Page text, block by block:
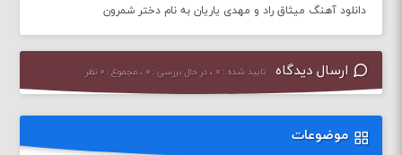
دانلود آهنگ میثاق راد و مهدی یاریان به نام دختر شمرون
ارسال دیدگاه تایید شده : ۰ ، در حال بررسی : ۰ ، مجموع : ۰ نظر
موضوعات